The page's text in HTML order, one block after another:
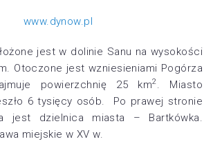
www.dynow.pl
jest w dolinie Sanu na wysokości
Otoczone jest wzniesieniami Pogórza
powierzchnię 25 km2. Miasto
6 tysięcy osób. Po prawej stronie
jest dzielnica miasta – Bartkówka.
miejskie w XV w.